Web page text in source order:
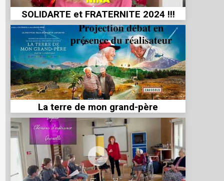
SOLIDARTE et FRATERNITE 2024 !!!
La terre de mon grand-père